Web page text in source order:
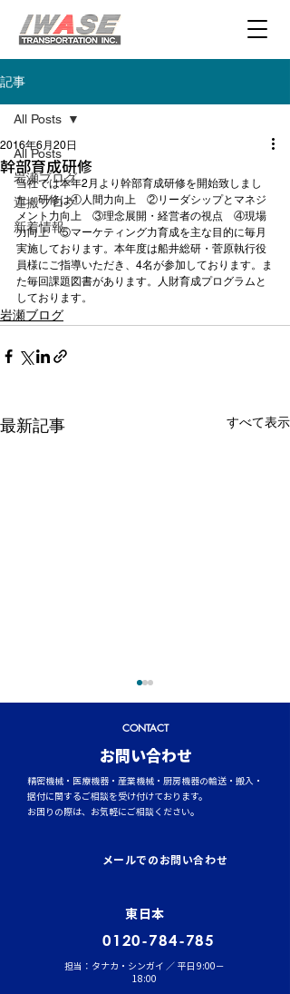
記事
All Posts
岩瀬ブログ
運搬ブログ
新着情報
All Posts
幹部育成研修
2016年6月20日
当社では本年2月より幹部育成研修を開始致しまし
た。研修は①人間力向上　②リーダシップとマネジ
メント力向上　③理念展開・経営者の視点　④現場
力向上　⑤マーケティング力育成を主な目的に毎月
実施しております。本年度は船井総研・菅原執行役
員様にご指導いただき、4名が参加しております。ま
た毎回課題図書があります。人財育成プログラムと
しております。
岩瀬ブログ
最新記事 すべて表示
ションにて、張堂顧問に
CONTACT
​お問い合わせ
精密機械・医療機器・産業機械・厨房機器の輸送・搬入・
据付に関するご相談を受け付けております。
お困りの際は、お気軽にご相談ください。
メールでのお問い合わせ
東日本
0120-784-785
担当：タナカ・シンガイ ／ 平日 9:00－
18:00